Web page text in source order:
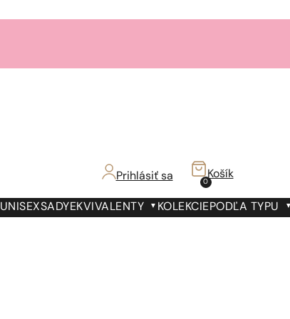
Prihlásiť sa 0
Košík
UNISEXSADY EKVIVALENTY KOLEKCIEPODĽA TYPU